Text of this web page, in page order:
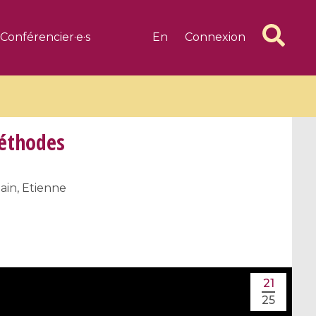
Conférencier·e·s En Connexion
6 videos
Dynamical Systems in Infinite
Etienne
21
25